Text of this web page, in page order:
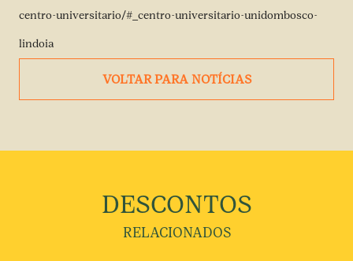
centro-universitario/#_centro-universitario-unidombosco-
lindoia
VOLTAR PARA NOTÍCIAS
DESCONTOS
RELACIONADOS